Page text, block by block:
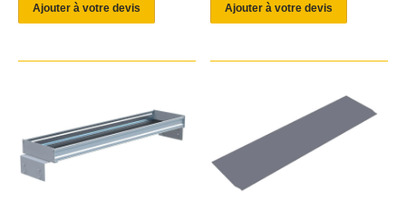
Ajouter à votre devis Ajouter à votre devis